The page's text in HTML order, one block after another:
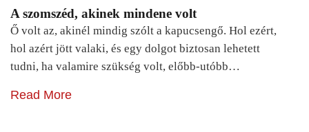
A szomszéd, akinek mindene volt
Ő volt az, akinél mindig szólt a kapucsengő. Hol ezért,
hol azért jött valaki, és egy dolgot biztosan lehetett
tudni, ha valamire szükség volt, előbb-utóbb…
Read More